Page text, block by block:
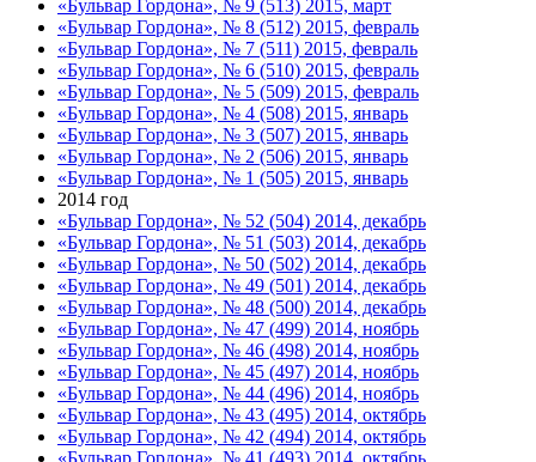
«Бульвар Гордона», № 9 (513) 2015, март
«Бульвар Гордона», № 8 (512) 2015, февраль
«Бульвар Гордона», № 7 (511) 2015, февраль
«Бульвар Гордона», № 6 (510) 2015, февраль
«Бульвар Гордона», № 5 (509) 2015, февраль
«Бульвар Гордона», № 4 (508) 2015, январь
«Бульвар Гордона», № 3 (507) 2015, январь
«Бульвар Гордона», № 2 (506) 2015, январь
«Бульвар Гордона», № 1 (505) 2015, январь
2014 год
«Бульвар Гордона», № 52 (504) 2014, декабрь
«Бульвар Гордона», № 51 (503) 2014, декабрь
«Бульвар Гордона», № 50 (502) 2014, декабрь
«Бульвар Гордона», № 49 (501) 2014, декабрь
«Бульвар Гордона», № 48 (500) 2014, декабрь
«Бульвар Гордона», № 47 (499) 2014, ноябрь
«Бульвар Гордона», № 46 (498) 2014, ноябрь
«Бульвар Гордона», № 45 (497) 2014, ноябрь
«Бульвар Гордона», № 44 (496) 2014, ноябрь
«Бульвар Гордона», № 43 (495) 2014, октябрь
«Бульвар Гордона», № 42 (494) 2014, октябрь
«Бульвар Гордона», № 41 (493) 2014, октябрь